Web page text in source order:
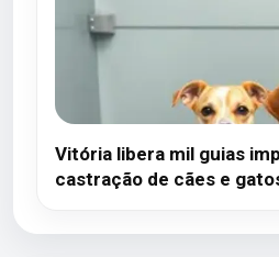
Vitória libera mil guias
castração de cães e